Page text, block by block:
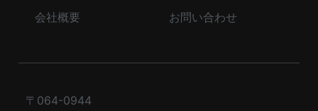
会社概要 お問い合わせ
〒064-0944